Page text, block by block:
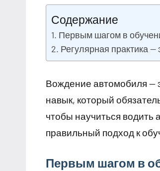
Содержание
Первым шагом в
Регулярная практика
Вождение автомобиля —
навык, который
чтобы научиться
правильный подход к
Первым шагом в